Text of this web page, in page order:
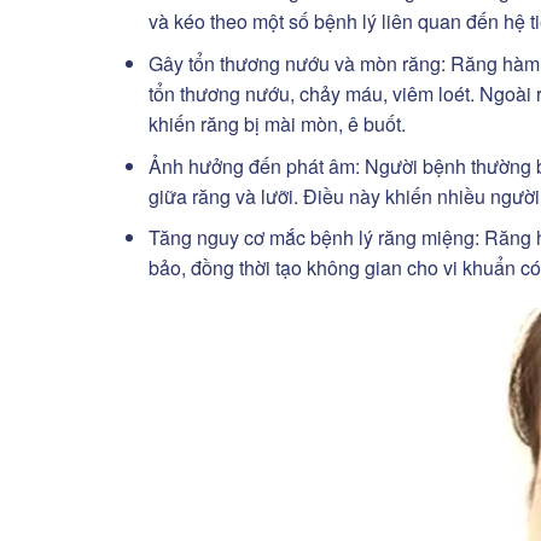
và kéo theo một số bệnh lý liên quan đến
Gây tổn thương nướu và mòn răng: Răng
tổn thương nướu, chảy máu, viêm loét.
khiến răng bị mài mòn, ê buốt.
Ảnh hưởng đến phát âm: Người bệnh thường
giữa răng và lưỡi. Điều này khiến nhiều
Tăng nguy cơ mắc bệnh lý răng miệng:
bảo, đồng thời tạo không gian cho vi khuẩn